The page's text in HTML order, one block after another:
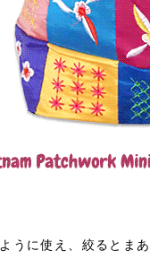
うに使え、絞るとま